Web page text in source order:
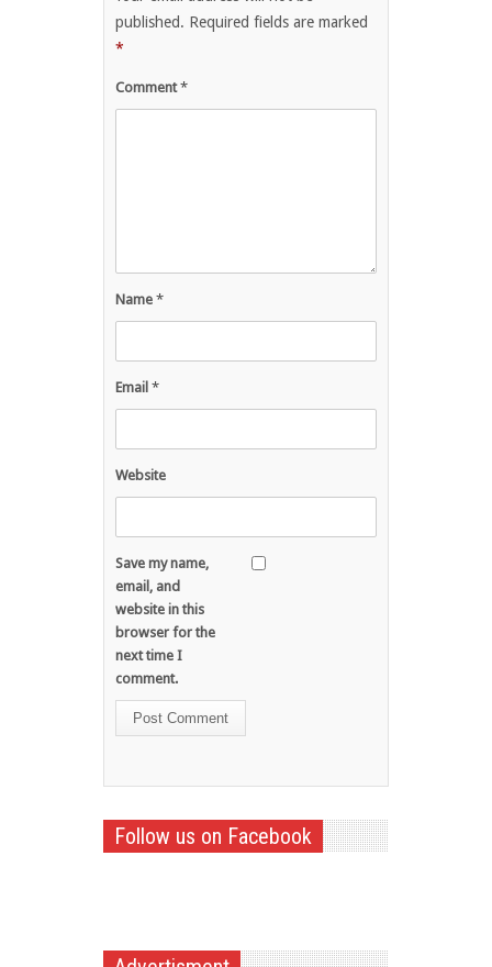
published. Required fields are marked
*
Comment*
Name *
Email *
Website
Save my name,
email, and
website in this
browser for the
next time I
comment.
Follow us on Facebook